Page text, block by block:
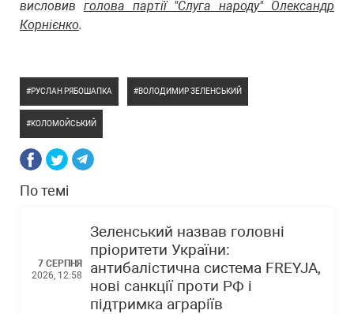
висловив голова партії "Слуга народу" Олександр
Корнієнко.
РУСЛАН РЯБОШАПКА ВОЛОДИМИР ЗЕЛЕНСЬКИЙ
КОЛОМОЙСЬКИЙ
По темі
7 СЕРПНЯ
2026, 12:58
Зеленський назвав головні
пріоритети України:
антибалістична система FREYJA,
нові санкції проти РФ і
підтримка аграріїв